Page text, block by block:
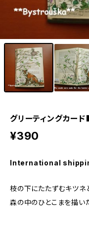
グリーティングカー
¥390
International
枝の下にたたずむキツネ
森の中のひとこまを描い